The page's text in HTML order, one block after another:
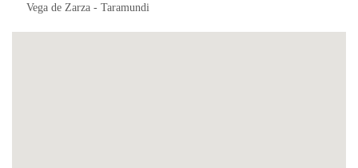
Vega de Zarza - Taramundi